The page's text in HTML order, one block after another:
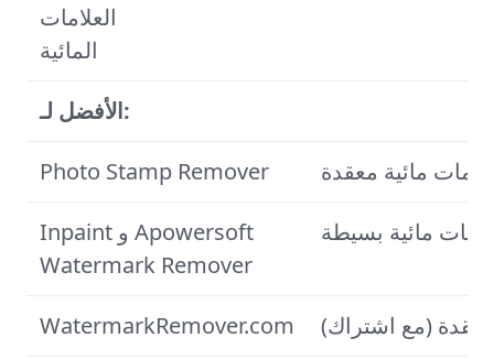
العلامات
المائية
الأفضل لـ:
Photo Stamp Remover مائية معقدة
Inpaint و Apowersoft
Watermark Remover
مائية بسيطة
WatermarkRemover.com (مع اشتراك)